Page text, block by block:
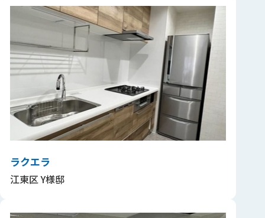
ラクエラ
江東区 Y様邸